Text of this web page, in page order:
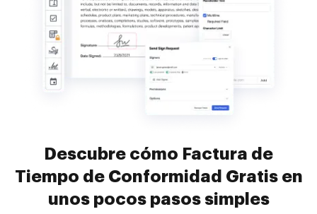
Descubre cómo Factura de
Tiempo de Conformidad Gratis en
unos pocos pasos simples